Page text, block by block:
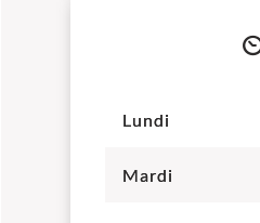
Lundi
Mardi